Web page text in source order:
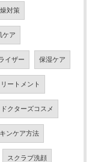
対策
ケア
イザー 保湿ケア
リートメント
ドクターズコスメ
ンケア方法
スクラブ洗顔